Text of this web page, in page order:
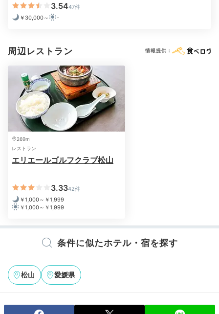
洗練されたダイニングで頂く夕食は、地産地消と季節感
を大切にした和食コース。瀬戸内海の情景をテーマにし
ym__m__
旅先では1つくらい口に合わないものがあると思います
が、こちらは全ておいしく完璧。見た目や量も大満足で
す。特に先付が印象的でした。お茶やペアリングも◎。
Night
20:30
3.5447件
￥30,000～
-
周辺レストラン 情報提供：
269m
レストラン
エリエールゴルフクラブ松山
3.3342件
￥1,000～￥1,999
￥1,000～￥1,999
条件に似たホテル・宿を探す
松山 愛媛県